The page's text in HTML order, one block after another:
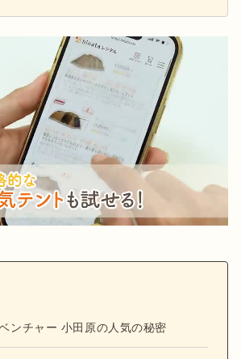
ンチャー 小田原の人気の秘密